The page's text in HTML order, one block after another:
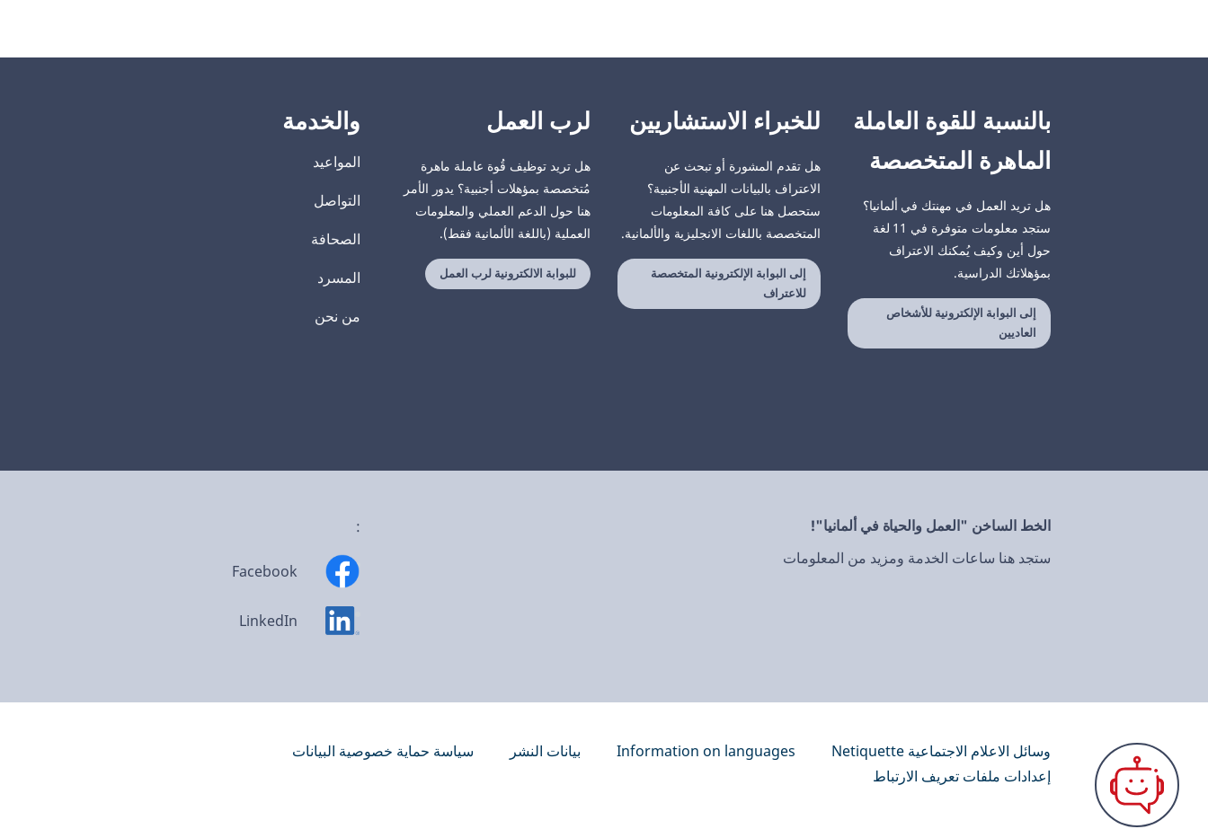
بالنسبة للقوة العاملة
الماهرة المتخصصة
هل تريد العمل في مهنتك في ألمانيا؟
ستجد معلومات متوفرة في 11 لغة
حول أين وكيف يُمكنك الاعتراف
بمؤهلاتك الدراسية.
إلى البوابة الإلكترونية للأشخاص
العاديين
للخبراء الاستشاريين
هل تقدم المشورة أو تبحث عن
الاعتراف بالبيانات المهنية الأجنبية؟
ستحصل هنا على كافة المعلومات
المتخصصة باللغات الانجليزية والألمانية.
إلى البوابة الإلكترونية المتخصصة
للاعتراف
لرب العمل
هل تريد توظيف قُوة عاملة ماهرة
مُتخصصة بمؤهلات أجنبية؟ يدور الأمر
هنا حول الدعم العملي والمعلومات
العملية (باللغة الألمانية فقط).
للبوابة الالكترونية لرب العمل
والخدمة
المواعيد
التواصل
الصحافة
المسرد
من نحن
الخط الساخن "العمل والحياة في ألمانيا"!
ستجد هنا ساعات الخدمة ومزيد من المعلومات
:
Facebook
LinkedIn
وسائل الاعلام الاجتماعية Netiquette Information on languages بيانات النشر
سياسة حماية خصوصية البيانات
إعدادات ملفات تعريف الارتباط